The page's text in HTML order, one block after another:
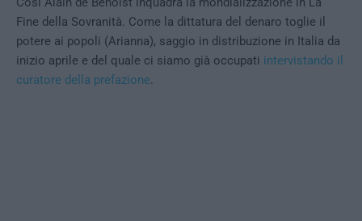
Fine della Sovranità. Come la dittatura del denaro toglie il
potere ai popoli (Arianna), saggio in distribuzione in Italia da
inizio aprile e del quale ci siamo già occupati intervistando il
curatore della prefazione.